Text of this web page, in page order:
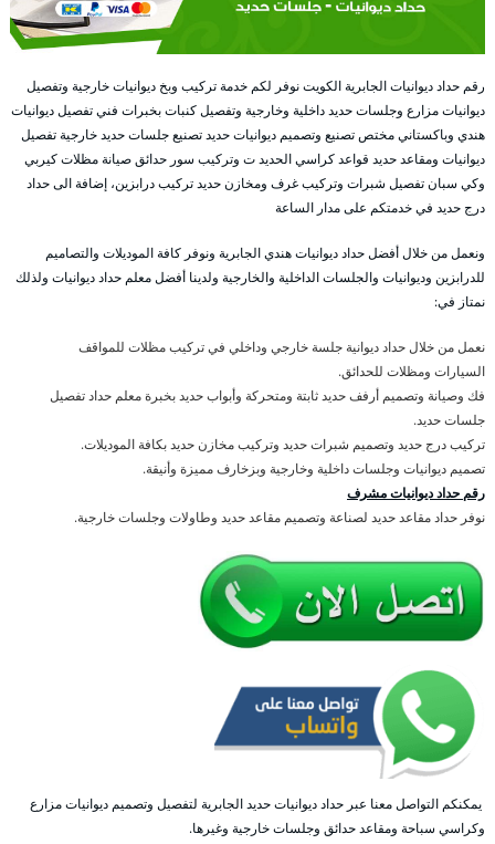
رقم حداد ديوانيات الجابرية الكويت نوفر لكم خدمة تركيب وبخ ديوانيات خارجية وتفصيل
ديوانيات مزارع وجلسات حديد داخلية وخارجية وتفصيل كنبات بخبرات فني تفصيل ديوانيات
هندي وباكستاني مختص تصنيع وتصميم ديوانيات حديد تصنيع جلسات حديد خارجية تفصيل
ديوانيات ومقاعد حديد قواعد كراسي الحديد ت وتركيب سور حدائق صيانة مظلات كيربي
وكي سبان تفصيل شبرات وتركيب غرف ومخازن حديد تركيب درابزين، إضافة الى حداد
درج حديد في خدمتكم على مدار الساعة
ونعمل من خلال أفضل حداد ديوانيات هندي الجابرية ونوفر كافة الموديلات والتصاميم
للدرابزين وديوانيات والجلسات الداخلية والخارجية ولدينا أفضل معلم حداد ديوانيات ولذلك
نمتاز في:
نعمل من خلال حداد ديوانية جلسة خارجي وداخلي في تركيب مظلات للمواقف
السيارات ومظلات للحدائق.
فك وصيانة وتصميم أرفف حديد ثابتة ومتحركة وأبواب حديد بخبرة معلم حداد تفصيل
جلسات حديد.
تركيب درج حديد وتصميم شبرات حديد وتركيب مخازن حديد بكافة الموديلات.
تصميم ديوانيات وجلسات داخلية وخارجية وبزخارف مميزة وأنيقة.
رقم حداد ديوانيات مشرف
نوفر حداد مقاعد حديد لصناعة وتصميم مقاعد حديد وطاولات وجلسات خارجية.
يمكنكم التواصل معنا عبر حداد ديوانيات حديد الجابرية لتفصيل وتصميم ديوانيات مزارع
وكراسي سباحة ومقاعد حدائق وجلسات خارجية وغيرها.